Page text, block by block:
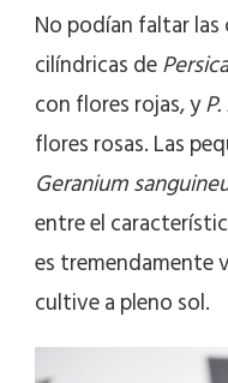
No podían faltar
cilíndricas de
con flores rojas, y
flores rosas. Las
Geranium
entre el
es tremendamente
cultive a pleno sol.